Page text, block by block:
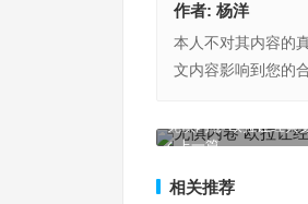
作者: 杨洋
本人不对其内容的
文内容影响到您的
上一篇
无惧内卷 欧拉让经典
相关推荐